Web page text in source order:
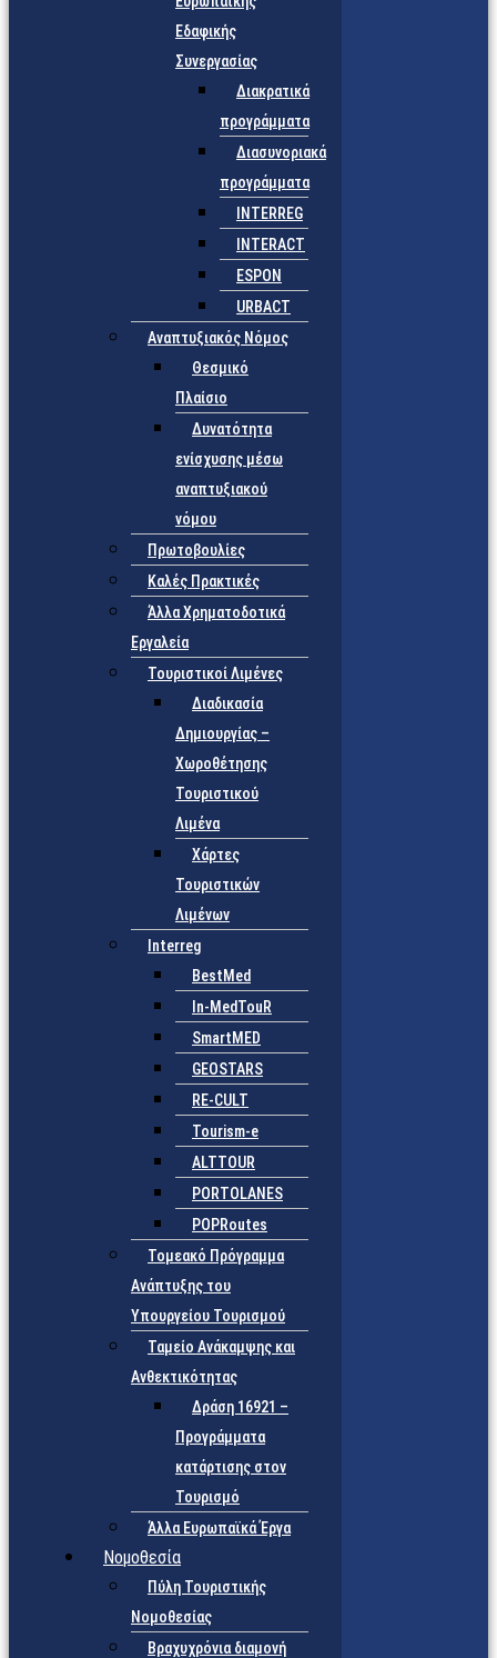
Εδαφικής
Συνεργασίας
Διακρατικά
προγράμματα
Διασυνοριακά
προγράμματα
INTERREG
INTERACT
ESPON
URBACT
Αναπτυξιακός Νόμος
Θεσμικό
Πλαίσιο
Δυνατότητα
ενίσχυσης μέσω
αναπτυξιακού
νόμου
Πρωτοβουλίες
Καλές Πρακτικές
Άλλα Χρηματοδοτικά
Εργαλεία
Τουριστικοί Λιμένες
Διαδικασία
Δημιουργίας –
Χωροθέτησης
Τουριστικού
Λιμένα
Χάρτες
Τουριστικών
Λιμένων
Interreg
BestMed
In-MedTouR
SmartMED
GEOSTARS
RE-CULT
Tourism-e
ALTTOUR
PORTOLANES
POPRoutes
Τομεακό Πρόγραμμα
Ανάπτυξης του
Υπουργείου Τουρισμού
Ταμείο Ανάκαμψης και
Ανθεκτικότητας
Δράση 16921 –
Προγράμματα
κατάρτισης στον
Τουρισμό
Άλλα Ευρωπαϊκά Έργα
Νομοθεσία
Πύλη Τουριστικής
Νομοθεσίας
Βραχυχρόνια διαμονή